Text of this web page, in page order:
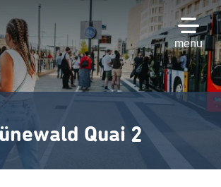
menu
Quai 2